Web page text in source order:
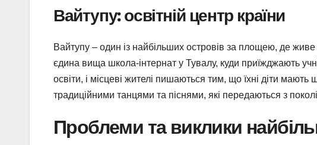
Вайтупу: освітній центр країни
Вайтупу – один із найбільших островів за площею, де
єдина вища школа-інтернат у Тувалу, куди приїжджають
освіти, і місцеві жителі пишаються тим, що їхні діти
традиційними танцями та піснями, які передаються з
Проблеми та виклики